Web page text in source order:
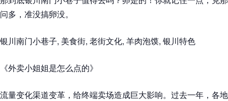
问多，准没搞卵没。
银川南门小巷子, 美食街, 老街文化, 羊肉泡馍, 银川特色
《外卖小姐姐是怎么点的》
流量变化渠道变革，给终端卖场造成巨大影响。过去一年，各